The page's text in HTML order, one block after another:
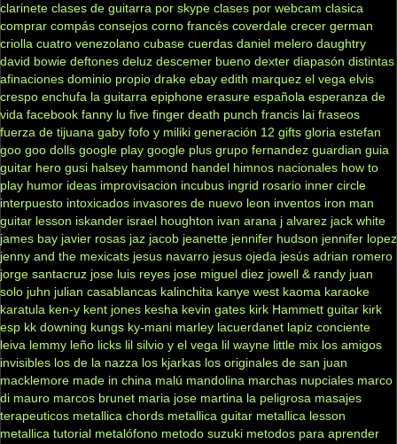
clarinete clases de guitarra por skype clases por webcam clasica
comprar compás consejos corno francés coverdale crecer german
criolla cuatro venezolano cubase cuerdas daniel melero daughtry
david bowie deftones deluz descemer bueno dexter diapasón distintas
afinaciones dominio propio drake ebay edith marquez el vega elvis
crespo enchufa la guitarra epiphone erasure española esperanza de
vida facebook fanny lu five finger death punch francis lai fraseos
fuerza de tijuana gaby fofo y miliki generación 12 gifts gloria estefan
goo goo dolls google play google plus grupo fernandez guardian guia
guitar hero gusi halsey hammond handel himnos nacionales how to
play humor ideas improvisacion incubus ingrid rosario inner circle
interpuesto intoxicados invasores de nuevo leon inventos iron man
guitar lesson iskander israel houghton ivan arana j alvarez jack white
james bay javier rosas jaz jacob jeanette jennifer hudson jennifer lopez
jenny and the mexicats jesus navarro jesus ojeda jesús adrian romero
jorge santacruz jose luis reyes jose miguel diez jowell & randy juan
solo juhn julian casablancas kalinchita kanye west kaoma karaoke
karatula ken-y kent jones kesha kevin gates kirk Hammett guitar kirk
esp kk downing kungs ky-mani marley lacuerdanet lapiz conciente
leiva lemmy leño licks lil silvio y el vega lil wayne little mix los amigos
invisibles los de la nazza los kjarkas los originales de san juan
macklemore made in china malú mandolina marchas nupciales marco
di mauro marcos brunet maria jose martina la peligrosa masajes
terapeuticos metallica chords metallica guitar metallica lesson
metallica tutorial metalófono metodo suzuki metodos para aprender